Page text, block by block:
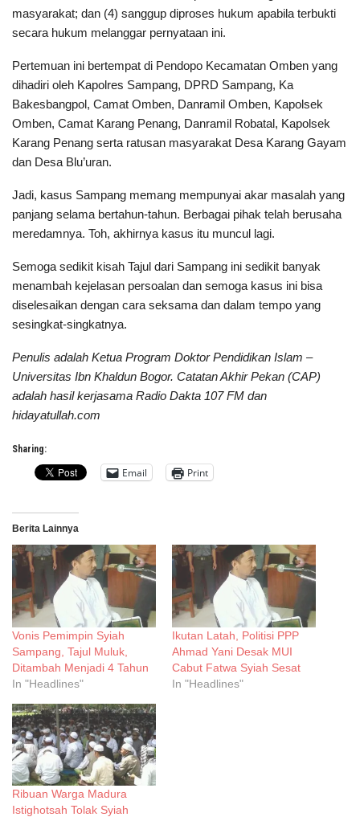
masyarakat; dan (4) sanggup diproses hukum apabila terbukti
secara hukum melanggar pernyataan ini.
Pertemuan ini bertempat di Pendopo Kecamatan Omben yang
dihadiri oleh Kapolres Sampang, DPRD Sampang, Ka
Bakesbangpol, Camat Omben, Danramil Omben, Kapolsek
Omben, Camat Karang Penang, Danramil Robatal, Kapolsek
Karang Penang serta ratusan masyarakat Desa Karang Gayam
dan Desa Blu’uran.
Jadi, kasus Sampang memang mempunyai akar masalah yang
panjang selama bertahun-tahun. Berbagai pihak telah berusaha
meredamnya. Toh, akhirnya kasus itu muncul lagi.
Semoga sedikit kisah Tajul dari Sampang ini sedikit banyak
menambah kejelasan persoalan dan semoga kasus ini bisa
diselesaikan dengan cara seksama dan dalam tempo yang
sesingkat-singkatnya.
Penulis adalah Ketua Program Doktor Pendidikan Islam –
Universitas Ibn Khaldun Bogor. Catatan Akhir Pekan (CAP)
adalah hasil kerjasama Radio Dakta 107 FM dan
hidayatullah.com
Sharing:
Email Print
Berita Lainnya
Vonis Pemimpin Syiah
Sampang, Tajul Muluk,
Ditambah Menjadi 4 Tahun
In "Headlines"
Ikutan Latah, Politisi PPP
Ahmad Yani Desak MUI
Cabut Fatwa Syiah Sesat
In "Headlines"
Ribuan Warga Madura
Istighotsah Tolak Syiah